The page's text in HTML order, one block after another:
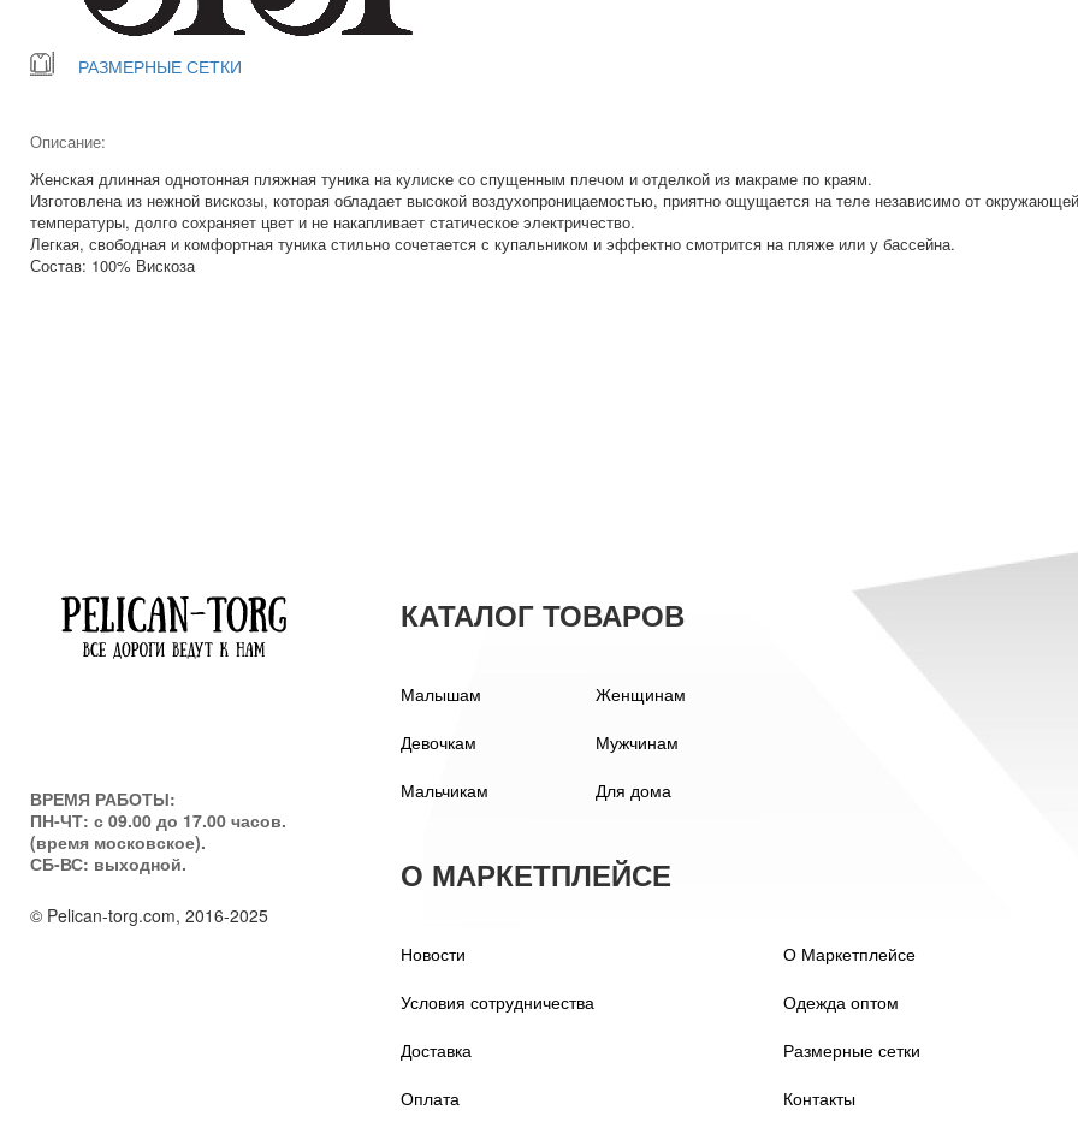
РАЗМЕРНЫЕ СЕТКИ
Описание:
Женская длинная однотонная пляжная туника на кулиске со спущенным плечом и отделкой из макраме по краям.
Изготовлена из нежной вискозы, которая обладает высокой воздухопроницаемостью, приятно ощущается на теле независимо от окружающей
температуры, долго сохраняет цвет и не накапливает статическое электричество.
Легкая, свободная и комфортная туника стильно сочетается с купальником и эффектно смотрится на пляже или у бассейна.
Состав: 100% Вискоза
ВРЕМЯ РАБОТЫ:
ПН-ЧТ: с 09.00 до 17.00 часов.
(время московское).
СБ-ВС: выходной.
© Pelican-torg.com, 2016-2025
КАТАЛОГ ТОВАРОВ
Малышам
Девочкам
Мальчикам
Женщинам
Мужчинам
Для дома
О МАРКЕТПЛЕЙСЕ
Новости
Условия сотрудничества
Доставка
Оплата
О Маркетплейсе
Одежда оптом
Размерные сетки
Контакты